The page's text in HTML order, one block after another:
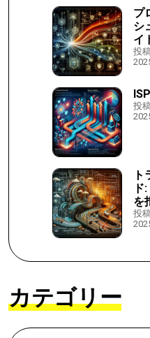
プ
シ
イ
投
投
ド
を
投
カテゴリー